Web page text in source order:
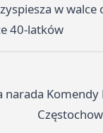
w walce
40-latków
narada